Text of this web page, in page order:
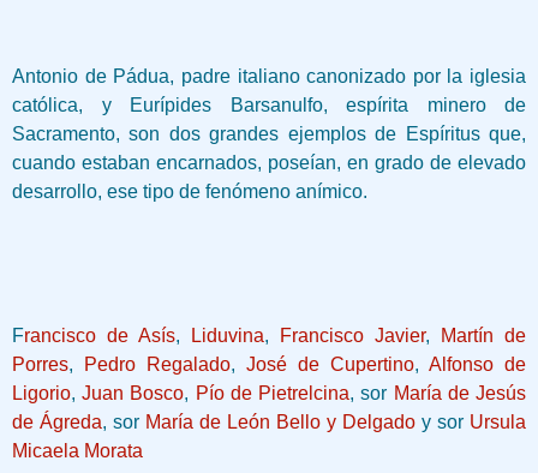
Antonio de Pádua, padre italiano canonizado por la iglesia
católica, y Eurípides Barsanulfo, espírita minero de
Sacramento, son dos grandes ejemplos de Espíritus que,
cuando estaban encarnados, poseían, en grado de elevado
desarrollo, ese tipo de fenómeno anímico.
Francisco de Asís, Liduvina, Francisco Javier,
Martín de
Porres, Pedro Regalado, José de Cupertino, Alfonso de
Ligorio,Juan Bosco, Pío de Pietrelcina, sor María de Jesús
de Ágreda, sor María de León Bello y Delgado y sor Ursula
Micaela Morata